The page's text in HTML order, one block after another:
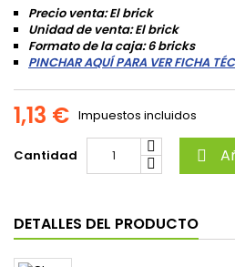
Precio venta: El brick
Unidad de venta: El brick
Formato de la caja: 6 bricks
PINCHAR AQUÍ PARA VER FICHA
1,13 € Impuestos incluidos
Cantidad 
DETALLES DEL PRODUCTO